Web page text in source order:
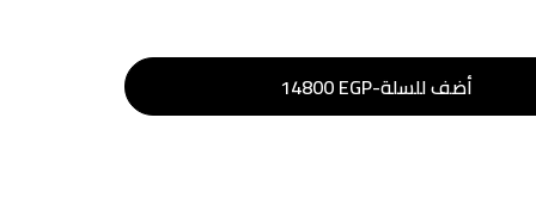
أضف للسلة-
14800EGP